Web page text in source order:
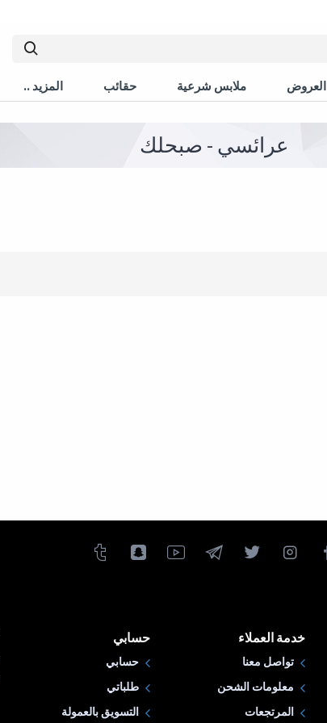
العروض ملابس شرعية حقائب المزيد ..
عرائسي - صبحلك
خدمة العملاء
تواصل معنا
معلومات الشحن
المرتجعات
حسابي
حسابي
طلباتي
التسويق بالعمولة